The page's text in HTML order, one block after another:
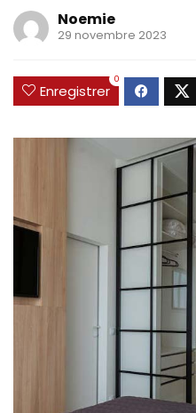
Noemie
29 novembre 2023
Enregistrer
0